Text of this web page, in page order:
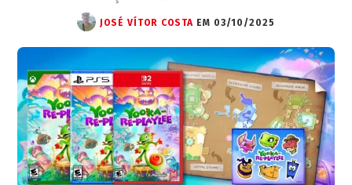
JOSÉ VÍTOR COSTA EM 03/10/2025